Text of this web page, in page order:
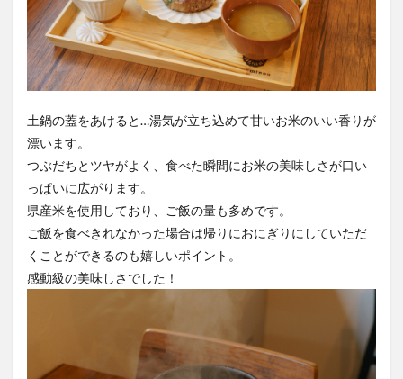
土鍋の蓋をあけると…湯気が立ち込めて甘いお米のいい香りが
漂います。
つぶだちとツヤがよく、食べた瞬間にお米の美味しさが口い
っぱいに広がります。
県産米を使用しており、ご飯の量も多めです。
ご飯を食べきれなかった場合は帰りにおにぎりにしていただ
くことができるのも嬉しいポイント。
感動級の美味しさでした！